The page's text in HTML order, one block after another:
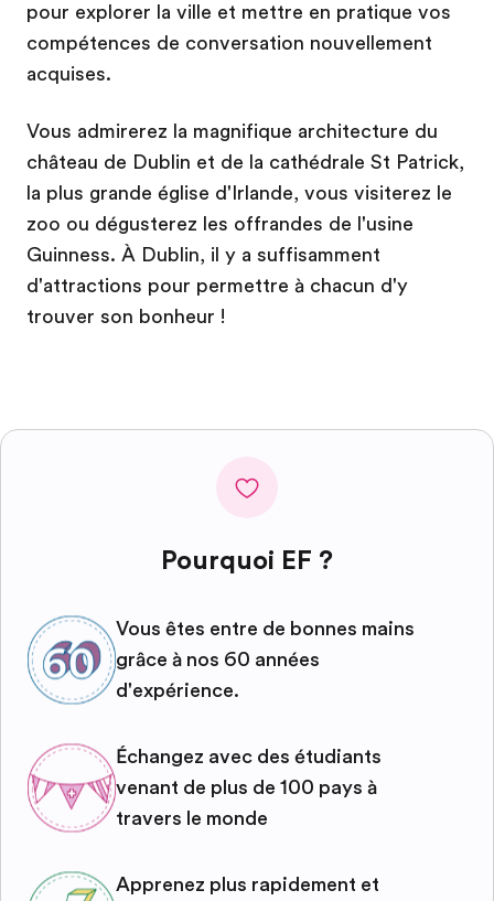
pour explorer la ville et mettre en pratique vos
compétences de conversation nouvellement
acquises.
Vous admirerez la magnifique architecture du
château de Dublin et de la cathédrale St Patrick,
la plus grande église d'Irlande, vous visiterez le
zoo ou dégusterez les offrandes de l'usine
Guinness. À Dublin, il y a suffisamment
d'attractions pour permettre à chacun d'y
trouver son bonheur !
Pourquoi EF ?
Vous êtes entre de bonnes mains
grâce à nos 60 années
d'expérience.
Échangez avec des étudiants
venant de plus de 100 pays à
travers le monde
Apprenez plus rapidement et